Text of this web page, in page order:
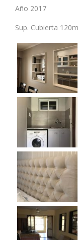
Año 2017
Sup. Cubierta